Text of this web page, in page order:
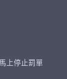
上停止罰單